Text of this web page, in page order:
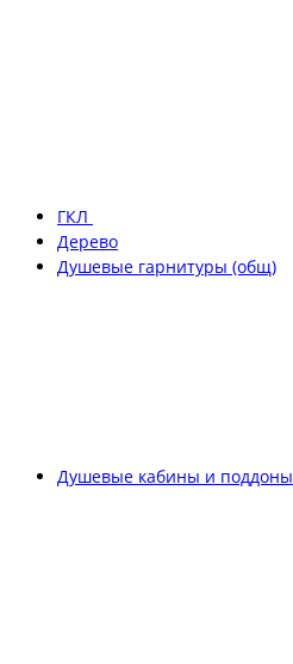
ГКЛ
Дерево
Душевые гарнитуры (общ)
Душевые кабины и поддоны